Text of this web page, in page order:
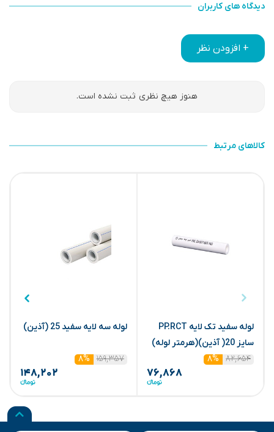
دیدگاه های کاربران
+ افزودن نظر
هنوز هیچ نظری ثبت نشده است.
کالاهای مرتبط
لوله سفید تک لایه PP.RCT
سایز 20( آذین)(هرمتر لوله)
۸۲,۶۵۴
۸%
۷۶,۸۶۸
لوله سه لایه سفید 25 (آذین)
۱۵۹,۳۵۷ ۸%
۱۴۸,۲۰۲